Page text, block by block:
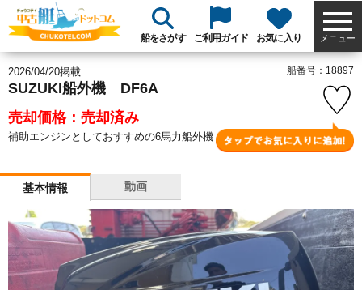
船をさがす ご利用ガイド お気に入り メニュー
2026/04/20掲載
SUZUKI船外機 DF6A
売却価格：売却済み
補助エンジンとしておすすめの6馬力船外機
船番号：18897
基本情報 動画